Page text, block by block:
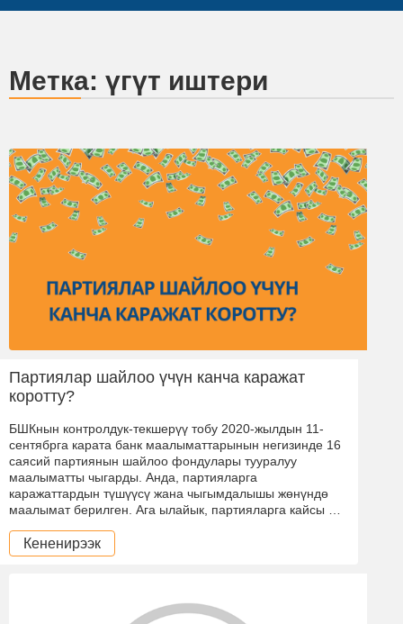
Метка: үгүт иштери
Партиялар шайлоо үчүн канча каражат
коротту?
БШКнын контролдук-текшерүү тобу 2020-жылдын 11-
сентябрга карата банк маалыматтарынын негизинде 16
саясий партиянын шайлоо фондулары тууралуу
маалыматты чыгарды. Анда, партияларга
каражаттардын түшүүсү жана чыгымдалышы жөнүндө
маалымат берилген. Ага ылайык, партияларга кайсы …
Кененирээк